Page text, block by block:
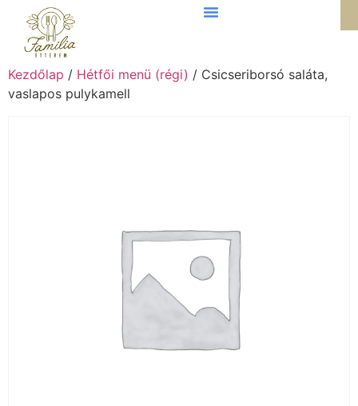
Kezdőlap / Hétfői menü (régi) / Csicseriborsó saláta,
vaslapos pulykamell